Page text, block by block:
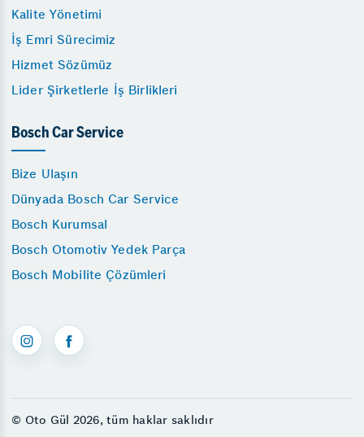
Kalite Yönetimi
İş Emri Sürecimiz
Hizmet Sözümüz
Lider Şirketlerle İş Birlikleri
Bosch Car Service
Bize Ulaşın
Dünyada Bosch Car Service
Bosch Kurumsal
Bosch Otomotiv Yedek Parça
Bosch Mobilite Çözümleri
© Oto Gül 2026, tüm haklar saklıdır